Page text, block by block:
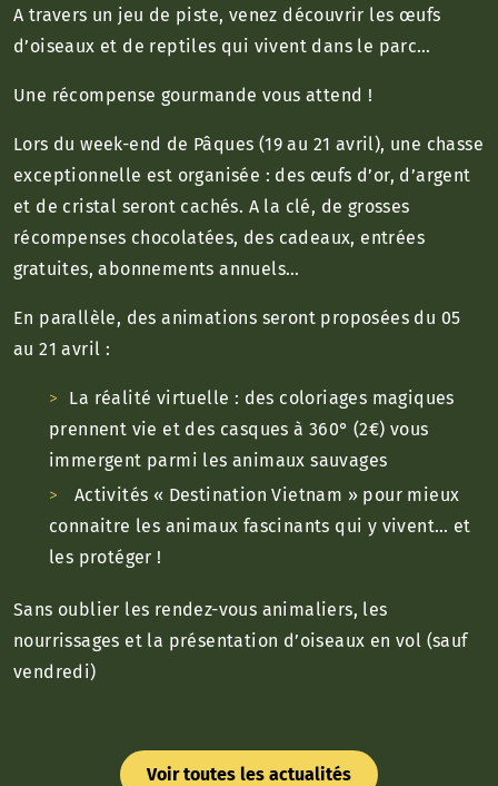
A travers un jeu de piste, venez découvrir les œufs
d’oiseaux et de reptiles qui vivent dans le parc…
Une récompense gourmande vous attend !
Lors du week-end de Pâques (19 au 21 avril), une chasse
exceptionnelle est organisée : des œufs d’or, d’argent
et de cristal seront cachés. A la clé, de grosses
récompenses chocolatées, des cadeaux, entrées
gratuites, abonnements annuels…
En parallèle, des animations seront proposées du 05
au 21 avril :
La réalité virtuelle : des coloriages magiques
prennent vie et des casques à 360° (2€) vous
immergent parmi les animaux sauvages
Activités « Destination Vietnam » pour mieux
connaitre les animaux fascinants qui y vivent… et
les protéger !
Sans oublier les rendez-vous animaliers, les
nourrissages et la présentation d’oiseaux en vol (sauf
vendredi)
Voir toutes les actualités